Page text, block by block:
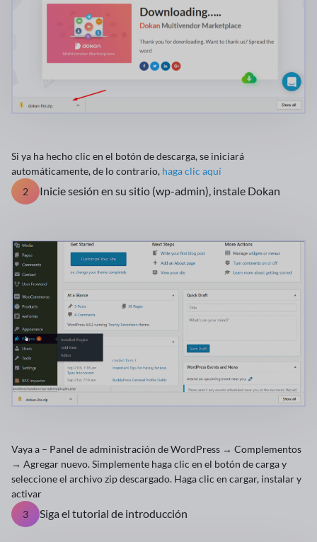
Si ya ha hecho clic en el botón de descarga, se iniciará
automáticamente, de lo contrario, haga clic aquí
2
Inicie sesión en su sitio (wp-admin), instale Dokan
Vaya a – Panel de administración de WordPress → Complementos
→ Agregar nuevo. Simplemente haga clic en el botón de carga y
seleccione el archivo zip descargado. Haga clic en cargar, instalar y
activar
3
Siga el tutorial de introducción